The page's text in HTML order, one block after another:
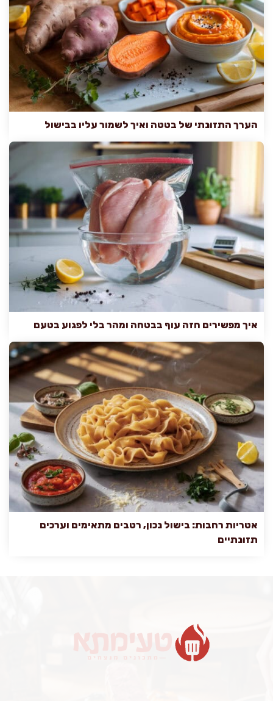
הערך התזונתי של בטטה ואיך לשמור עליו בבישול
איך מפשירים חזה עוף בבטחה ומהר בלי לפגוע בטעם
אטריות רחבות: בישול נכון, רטבים מתאימים וערכים
תזונתיים